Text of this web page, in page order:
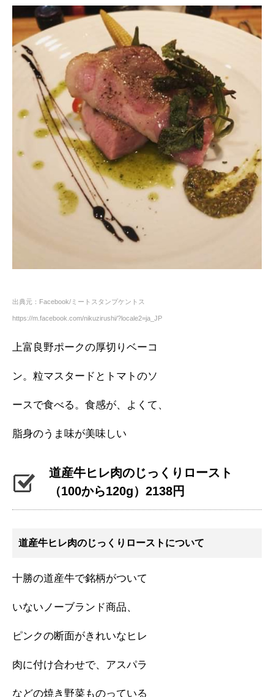
出典元：Facebook/ミートスタンプケントス
https://m.facebook.com/nikuzirushi/?locale2=ja_JP
上富良野ポークの厚切りベーコ
ン。粒マスタードとトマトのソ
ースで食べる。食感が、よくて、
脂身のうま味が美味しい
道産牛ヒレ肉のじっくりロースト
（100から120g）2138円
道産牛ヒレ肉のじっくりローストについて
十勝の道産牛で銘柄がついて
いないノーブランド商品、
ピンクの断面がきれいなヒレ
肉に付け合わせで、アスパラ
などの焼き野菜ものっている